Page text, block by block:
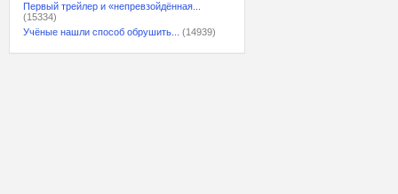
Первый трейлер и «непревзойдённая...
(15334)
Учёные нашли способ обрушить...
(14939)